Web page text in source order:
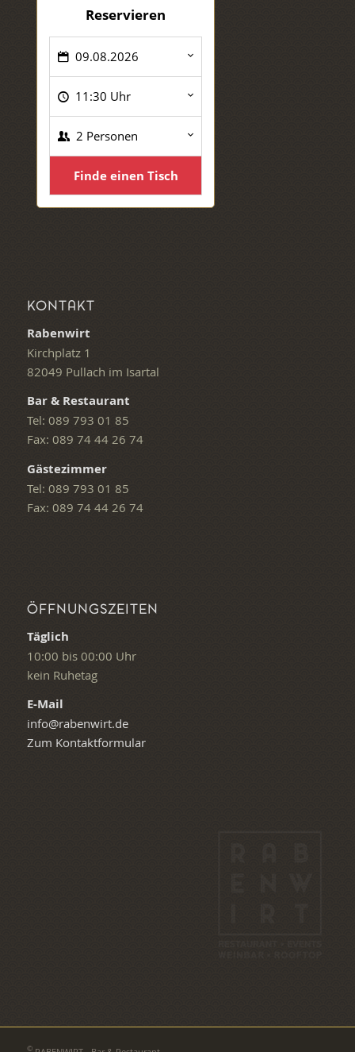
Reservieren
09.08.2026
11:30 Uhr
2 Personen
Finde einen Tisch
KONTAKT
Rabenwirt
Kirchplatz 1
82049 Pullach im Isartal
Bar & Restaurant
Tel: 089 793 01 85
Fax: 089 74 44 26 74
Gästezimmer
Tel: 089 793 01 85
Fax: 089 74 44 26 74
ÖFFNUNGSZEITEN
Täglich
10:00 bis 00:00 Uhr
kein Ruhetag
E-Mail
info@rabenwirt.de
Zum Kontaktformular
©